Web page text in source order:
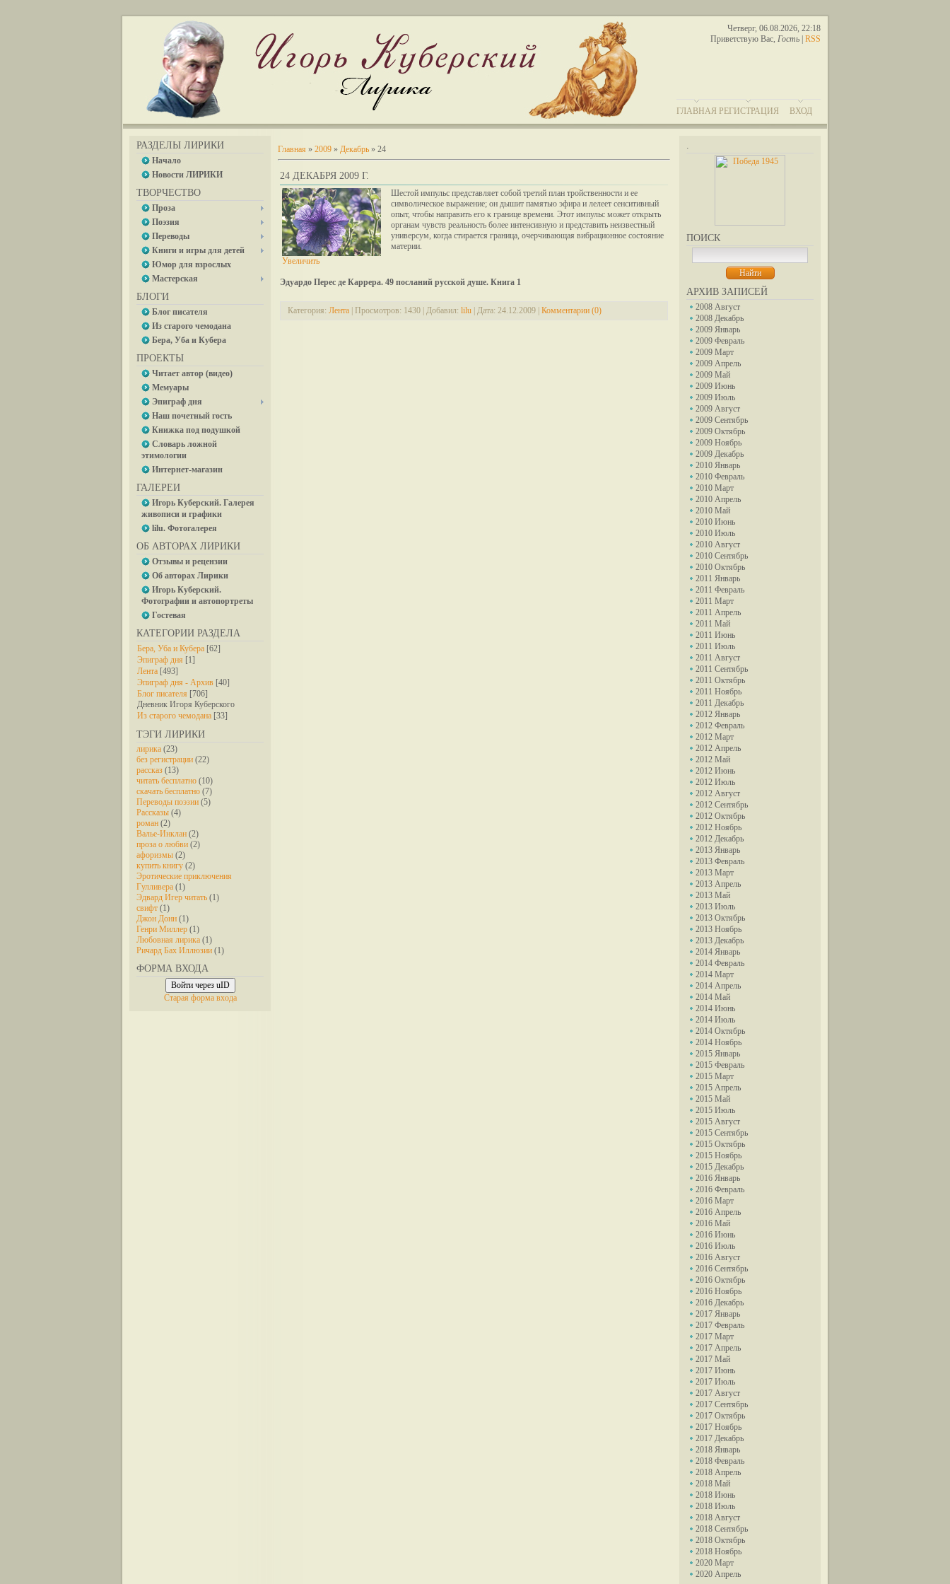
Четверг, 06.08.2026, 22:18
Приветствую Вас, Гость RSS
ГЛАВНАЯ РЕГИСТРАЦИЯ ВХОД
РАЗДЕЛЫ ЛИРИКИ
Начало
Новости ЛИРИКИ
ТВОРЧЕСТВО
Проза
Поэзия
Переводы
Книги и игры для детей
Юмор для взрослых
Мастерская
БЛОГИ
Блог писателя
Из старого чемодана
Бера, Уба и Кубера
ПРОЕКТЫ
Читает автор (видео)
Мемуары
Эпиграф дня
Наш почетный гость
Книжка под подушкой
Словарь ложной
этимологии
Интернет-магазин
ГАЛЕРЕИ
Игорь Куберский. Галерея
живописи и графики
lilu. Фотогалерея
ОБ АВТОРАХ ЛИРИКИ
Отзывы и рецензии
Об авторах Лирики
Игорь Куберский.
Фотографии и автопортреты
Гостевая
КАТЕГОРИИ РАЗДЕЛА
Бера, Уба и Кубера [62]
Эпиграф дня [1]
Лента [493]
Эпиграф дня - Архив [40]
Блог писателя [706]
Дневник Игоря Куберского
Из старого чемодана [33]
ТЭГИ ЛИРИКИ
лирика (23)
без регистрации (22)
рассказ (13)
читать бесплатно (10)
скачать бесплатно (7)
Переводы поэзии (5)
Рассказы (4)
роман (2)
Валье-Инклан (2)
проза о любви (2)
афоризмы (2)
купить книгу (2)
Эротические приключения
Гулливера (1)
Эдвард Игер читать (1)
свифт (1)
Джон Донн (1)
Генри Миллер (1)
Любовная лирика (1)
Ричард Бах Иллюзии (1)
ФОРМА ВХОДА
Войти через uID
Старая форма входа
.
ПОИСК
АРХИВ ЗАПИСЕЙ
2008 Август
2008 Декабрь
2009 Январь
2009 Февраль
2009 Март
2009 Апрель
2009 Май
2009 Июнь
2009 Июль
2009 Август
2009 Сентябрь
2009 Октябрь
2009 Ноябрь
2009 Декабрь
2010 Январь
2010 Февраль
2010 Март
2010 Апрель
2010 Май
2010 Июнь
2010 Июль
2010 Август
2010 Сентябрь
2010 Октябрь
2011 Январь
2011 Февраль
2011 Март
2011 Апрель
2011 Май
2011 Июнь
2011 Июль
2011 Август
2011 Сентябрь
2011 Октябрь
2011 Ноябрь
2011 Декабрь
2012 Январь
2012 Февраль
2012 Март
2012 Апрель
2012 Май
2012 Июнь
2012 Июль
2012 Август
2012 Сентябрь
2012 Октябрь
2012 Ноябрь
2012 Декабрь
2013 Январь
2013 Февраль
2013 Март
2013 Апрель
2013 Май
2013 Июль
2013 Октябрь
2013 Ноябрь
2013 Декабрь
2014 Январь
2014 Февраль
2014 Март
2014 Апрель
2014 Май
2014 Июнь
2014 Июль
2014 Октябрь
2014 Ноябрь
2015 Январь
2015 Февраль
2015 Март
2015 Апрель
2015 Май
2015 Июль
2015 Август
2015 Сентябрь
2015 Октябрь
2015 Ноябрь
2015 Декабрь
2016 Январь
2016 Февраль
2016 Март
2016 Апрель
2016 Май
2016 Июнь
2016 Июль
2016 Август
2016 Сентябрь
2016 Октябрь
2016 Ноябрь
2016 Декабрь
2017 Январь
2017 Февраль
2017 Март
2017 Апрель
2017 Май
2017 Июнь
2017 Июль
2017 Август
2017 Сентябрь
2017 Октябрь
2017 Ноябрь
2017 Декабрь
2018 Январь
2018 Февраль
2018 Апрель
2018 Май
2018 Июнь
2018 Июль
2018 Август
2018 Сентябрь
2018 Октябрь
2018 Ноябрь
2020 Март
2020 Апрель
Главная » 2009 » Декабрь » 24
24 ДЕКАБРЯ 2009 Г.
Увеличить
Шестой импульс представляет собой третий план тройственности и ее
символическое выражение; он дышит памятью эфира и лелеет сенситивный
опыт, чтобы направить его к границе времени. Этот импульс может открыть
органам чувств реальность более интенсивную и представить неизвестный
универсум, когда стирается граница, очерчивающая вибрационное состояние
материи.
Эдуардо Перес де Каррера. 49 посланий русской душе. Книга 1
Категория: Лента Просмотров: 1430 Добавил: lilu Дата: 24.12.2009 Комментарии (0)